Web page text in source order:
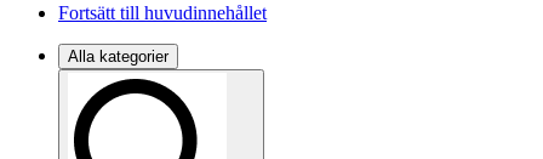
Fortsätt till huvudinnehållet
Alla kategorier